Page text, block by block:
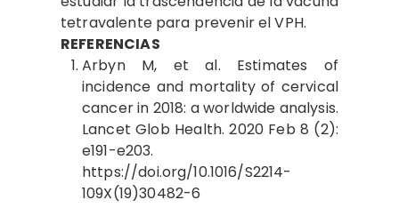
tetravalente para prevenir el VPH.
REFERENCIAS
Arbyn M, et al. Estimates of
incidence and mortality of cervical
cancer in 2018: a worldwide analysis.
Lancet Glob Health. 2020 Feb 8 (2):
e191-e203.
https://doi.org/10.1016/S2214-
109X(19)30482-6